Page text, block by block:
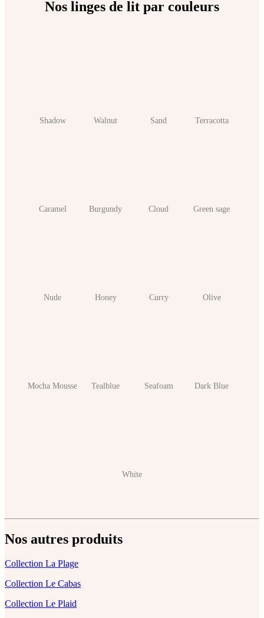
Nos linges de lit par couleurs
Shadow Walnut Sand Terracotta
Caramel Burgundy Cloud Green sage
Nude Honey Curry Olive
Mocha Mousse Tealblue Seafoam Dark Blue
White
Nos autres produits
Collection La Plage
Collection Le Cabas
Collection Le Plaid